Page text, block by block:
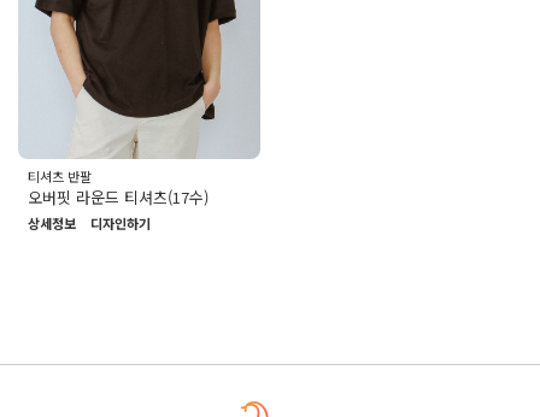
티셔츠 반팔
오버핏 라운드 티셔츠(17수)
상세정보 디자인하기